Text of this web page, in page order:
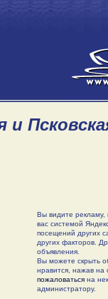
Вы видите рекламу,
вас системой
посещений других
других факторов.
объявления.
Вы можете скрыть
нравится, нажав на
пожаловатьсяна
администратору.